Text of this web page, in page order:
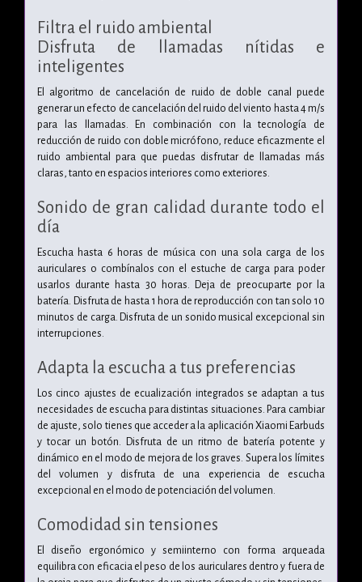
Filtra el ruido ambiental
Disfruta de llamadas nítidas e
inteligentes
El algoritmo de cancelación de ruido de doble canal puede
generar un efecto de cancelación del ruido del viento hasta 4 m/s
para las llamadas. En combinación con la tecnología de
reducción de ruido con doble micrófono, reduce eficazmente el
ruido ambiental para que puedas disfrutar de llamadas más
claras, tanto en espacios interiores como exteriores.
Sonido de gran calidad durante todo el
día
Escucha hasta 6 horas de música con una sola carga de los
auriculares o combínalos con el estuche de carga para poder
usarlos durante hasta 30 horas. Deja de preocuparte por la
batería. Disfruta de hasta 1 hora de reproducción con tan solo 10
minutos de carga. Disfruta de un sonido musical excepcional sin
interrupciones.
Adapta la escucha a tus preferencias
Los cinco ajustes de ecualización integrados se adaptan a tus
necesidades de escucha para distintas situaciones. Para cambiar
de ajuste, solo tienes que acceder a la aplicación Xiaomi Earbuds
y tocar un botón. Disfruta de un ritmo de batería potente y
dinámico en el modo de mejora de los graves. Supera los límites
del volumen y disfruta de una experiencia de escucha
excepcional en el modo de potenciación del volumen.
Comodidad sin tensiones
El diseño ergonómico y semiinterno con forma arqueada
equilibra con eficacia el peso de los auriculares dentro y fuera de